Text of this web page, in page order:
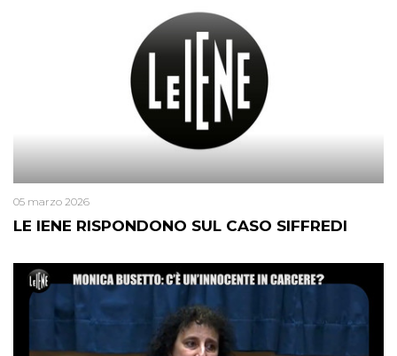
LE IENE RISPONDONO SUL CASO SIFFREDI
05 marzo 2026